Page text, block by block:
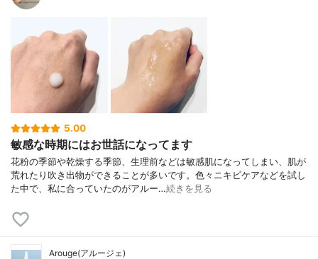
5.00
敏感な時期にはお世話になってます
花粉の季節や乾燥する季節、生理前などは敏感肌になってしまい、肌が
荒れたり吹き出物ができることが多いです。色々ニキビケアなどを試し
た中で、私に合っていたのがアルー…続きを見る
Arouge(アルージェ)